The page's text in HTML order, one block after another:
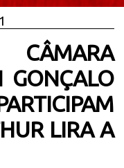
GONÇALO
LIRA A